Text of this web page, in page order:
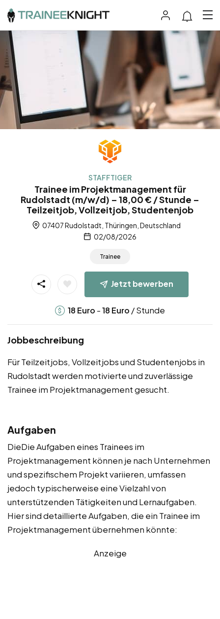
STAFFTIGER
Trainee im Projektmanagement für
Rudolstadt (m/w/d) – 18,00 € / Stunde –
Teilzeitjob, Vollzeitjob, Studentenjob
07407 Rudolstadt, Thüringen, Deutschland
02/08/2026
Trainee
Jetzt bewerben
18 Euro -18 Euro / Stunde
Jobbeschreibung
Für Teilzeitjobs, Vollzeitjobs und Studentenjobs in
Rudolstadt werden motivierte und zuverlässige
Trainee im Projektmanagement gesucht.
Aufgaben
DieDie Aufgaben eines Trainees im
Projektmanagement können je nach Unternehmen
und spezifischem Projekt variieren, umfassen
jedoch typischerweise eine Vielzahl von
unterstützenden Tätigkeiten und Lernaufgaben.
Hier sind detaillierte Aufgaben, die ein Trainee im
Projektmanagement übernehmen könnte:
Anzeige